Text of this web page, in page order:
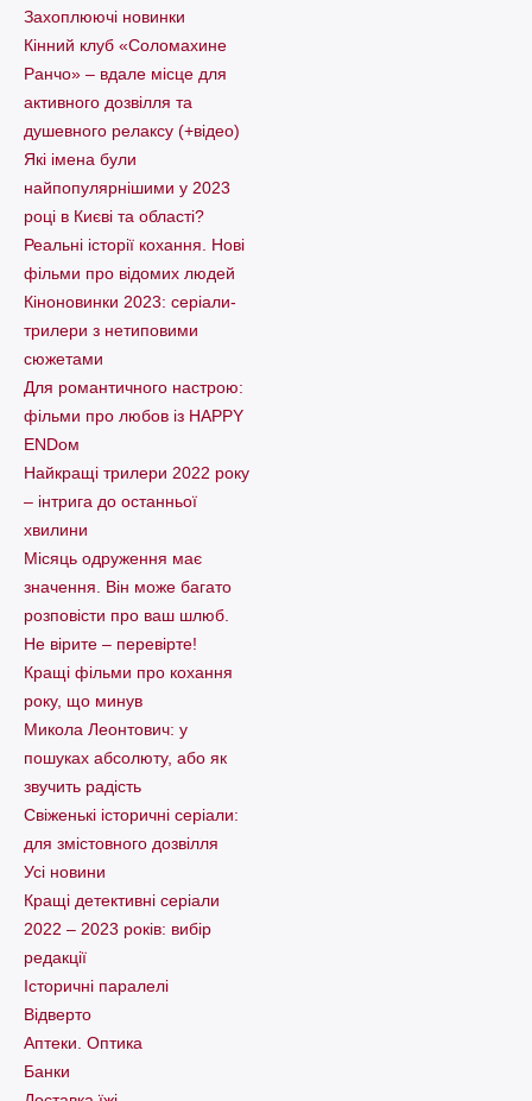
Захоплюючі новинки
Кінний клуб «Соломахине
Ранчо» – вдале місце для
активного дозвілля та
душевного релаксу (+відео)
Які імена були
найпопулярнішими у 2023
році в Києві та області?
Реальні історії кохання. Нові
фільми про відомих людей
Кіноновинки 2023: серіали-
трилери з нетиповими
сюжетами
Для романтичного настрою:
фільми про любов із HAPPY
ENDом
Найкращі трилери 2022 року
– інтрига до останньої
хвилини
Місяць одруження має
значення. Він може багато
розповісти про ваш шлюб.
Не вірите – перевірте!
Кращі фільми про кохання
року, що минув
Микола Леонтович: у
пошуках абсолюту, або як
звучить радість
Свіженькі історичні серіали:
для змістовного дозвілля
Усі новини
Кращі детективні серіали
2022 – 2023 років: вибір
редакції
Історичні паралелі
Відверто
Аптеки. Оптика
Банки